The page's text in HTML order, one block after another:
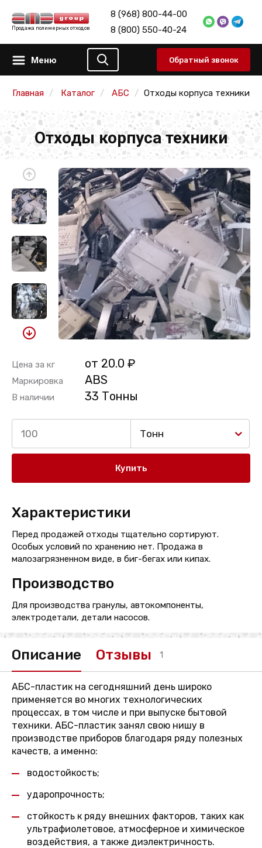
Продажа полимерных отходов
8 (968) 800-44-00
8 (800) 550-40-24
Меню Обратный звонок
Главная Каталог АБС Отходы корпуса техники
Отходы корпуса техники
Цена за кг от 20.0 ₽
Маркировка ABS
В наличии 33 Тонны
Тонн
Купить
Характеристики
Перед продажей отходы тщательно сортируют.
Особых условий по хранению нет. Продажа в
малозагрязненном виде, в биг-бегах или кипах.
Производство
Для производства гранулы, автокомпоненты,
электродетали, детали насосов.
Описание Отзывы 1
АБС-пластик на сегодняшний день широко
применяется во многих технологических
процессах, в том числе и при выпуске бытовой
техники. АБС-пластик занял свою нишу в
производстве приборов благодаря ряду полезных
качеств, а именно:
водостойкость;
ударопрочность;
стойкость к ряду внешних факторов, таких как
ультрафиолетовое, атмосферное и химическое
воздействия, а также диэлектричность.